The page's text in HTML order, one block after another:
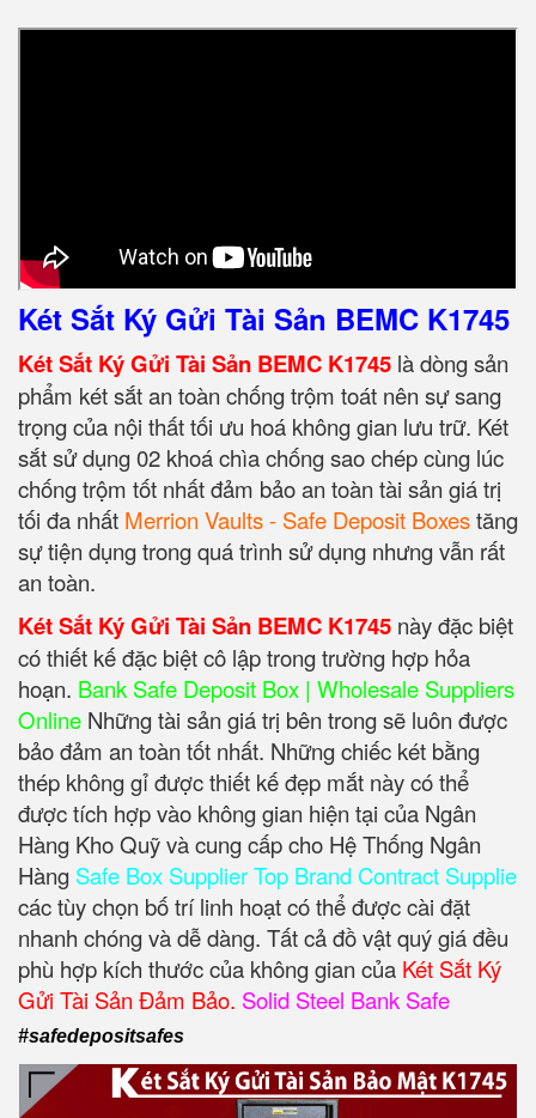
Két Sắt Ký Gửi Tài Sản BEMC K1745
Két Sắt Ký Gửi Tài Sản BEMC K1745 là dòng sản
phẩm két sắt an toàn chống trộm toát nên sự sang
trọng của nội thất tối ưu hoá không gian lưu trữ. Két
sắt sử dụng 02 khoá chìa chống sao chép cùng lúc
chống trộm tốt nhất đảm bảo an toàn tài sản giá trị
tối đa nhất Merrion Vaults - Safe Deposit Boxestăng
sự tiện dụng trong quá trình sử dụng nhưng vẫn rất
an toàn.
Két Sắt Ký Gửi Tài Sản BEMC K1745 này đặc biệt
có thiết kế đặc biệt cô lập trong trường hợp hỏa
hoạn. Bank Safe Deposit Box | Wholesale Suppliers
Online Những tài sản giá trị bên trong sẽ luôn được
bảo đảm an toàn tốt nhất. Những chiếc két bằng
thép không gỉ được thiết kế đẹp mắt này có thể
được tích hợp vào không gian hiện tại của Ngân
Hàng Kho Quỹ và cung cấp cho Hệ Thống Ngân
Hàng Safe Box Supplier Top Brand Contract Supplie
các tùy chọn bố trí linh hoạt có thể được cài đặt
nhanh chóng và dễ dàng. Tất cả đồ vật quý giá đều
phù hợp kích thước của không gian của Két Sắt Ký
Gửi Tài Sản Đảm Bảo. Solid Steel Bank Safe
#safedepositsafes